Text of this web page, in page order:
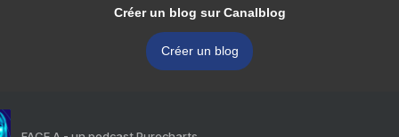
Créer un blog sur Canalblog
Créer un blog